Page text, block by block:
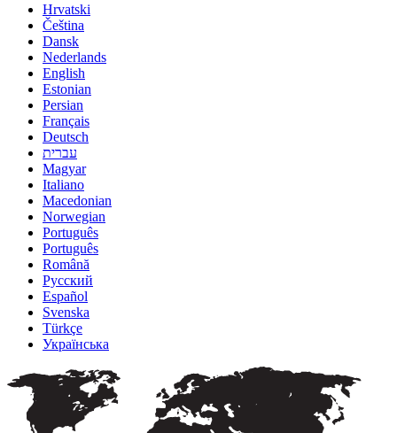
Hrvatski
Čeština
Dansk
Nederlands
English
Estonian
Persian
Français
Deutsch
עברית
Magyar
Italiano
Macedonian
Norwegian
Português
Português
Română
Русский
Español
Svenska
Türkçe
Українська